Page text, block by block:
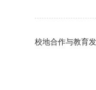
校地合作与教育